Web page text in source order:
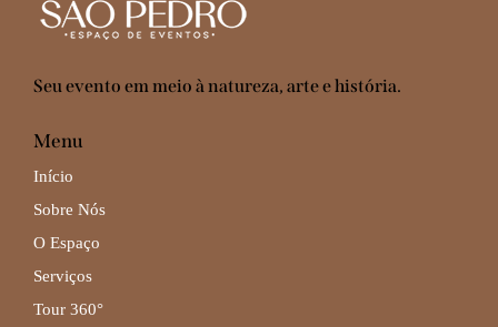
Seu evento em meio à natureza, arte e história.
Menu
Início
Sobre Nós
O Espaço
Serviços
Tour 360°